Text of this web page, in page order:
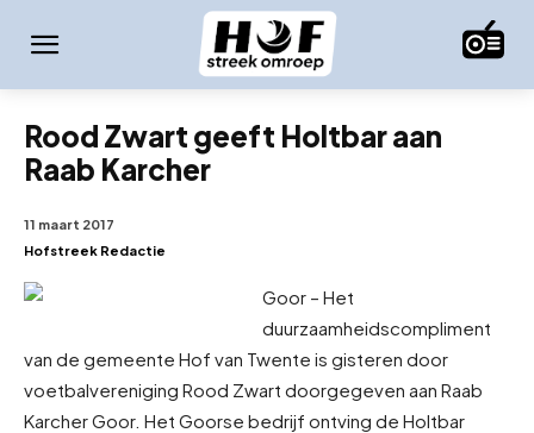
Rood Zwart geeft Holtbar aan
Raab Karcher
11 maart 2017
Hofstreek Redactie
Goor – Het
duurzaamheidscompliment
van de gemeente Hof van Twente is gisteren door
voetbalvereniging Rood Zwart doorgegeven aan Raab
Karcher Goor. Het Goorse bedrijf ontving de Holtbar